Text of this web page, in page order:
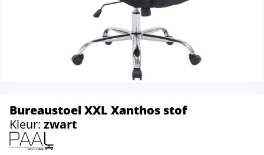
Bureaustoel XXL Xanthos stof
Kleur: zwart